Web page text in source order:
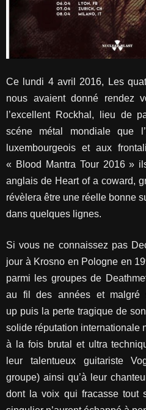
Ce lundi 4 avril 2016, Les
nous avaient donné rendez
l’excellent Rockhal, lieu de
scéne métal mondiale que
luxembourgeois et aux
« Blood Mantra Tour 2016 »
anglais de Heart of a coward,
révèlera être une réelle bonne
dans quelques lignes.
Si vous ne connaissez pas
jour à Krosno en Pologne en
parmi les groupes de
au fil des années et malgré
up puis la perte tragique de
solide réputation internationale
à la fois brutal et ultra
leur talentueux guitariste
groupe) ainsi qu’à leur
dont la voix qui fracasse tout